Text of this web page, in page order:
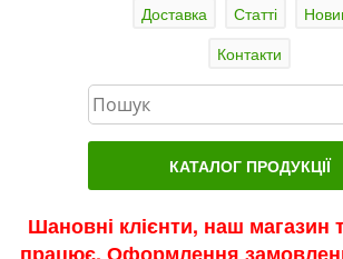
Доставка
Статті
Контакти
КАТАЛОГ ПРОДУКЦІЇ
Актуальні продукти
Шановні клієнти, наш магазин
працює. Оформлення